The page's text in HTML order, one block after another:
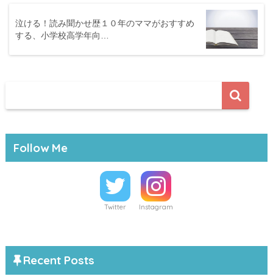
泣ける！読み聞かせ歴１０年のママがおすすめ
する、小学校高学年向…
Follow Me
Twitter Instagram
Recent Posts